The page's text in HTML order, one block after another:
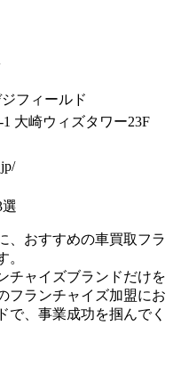
フィールド
大崎ウィズタワー23F
、おすすめの車買取フラ
。
チャイズブランドだけを
フランチャイズ加盟にお
で、事業成功を掴んでく